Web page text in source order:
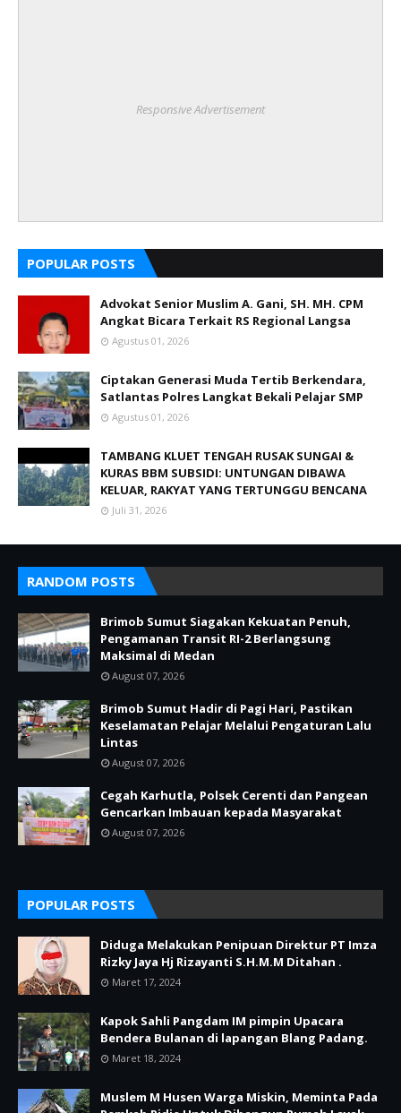
Responsive Advertisement
POPULAR POSTS
Advokat Senior Muslim A. Gani, SH. MH. CPM
Angkat Bicara Terkait RS Regional Langsa
Agustus 01, 2026
Ciptakan Generasi Muda Tertib Berkendara,
Satlantas Polres Langkat Bekali Pelajar SMP
Agustus 01, 2026
TAMBANG KLUET TENGAH RUSAK SUNGAI &
KURAS BBM SUBSIDI: UNTUNGAN DIBAWA
KELUAR, RAKYAT YANG TERTUNGGU BENCANA
Juli 31, 2026
RANDOM POSTS
Brimob Sumut Siagakan Kekuatan Penuh,
Pengamanan Transit RI-2 Berlangsung
Maksimal di Medan
August 07, 2026
Brimob Sumut Hadir di Pagi Hari, Pastikan
Keselamatan Pelajar Melalui Pengaturan Lalu
Lintas
August 07, 2026
Cegah Karhutla, Polsek Cerenti dan Pangean
Gencarkan Imbauan kepada Masyarakat
August 07, 2026
POPULAR POSTS
Diduga Melakukan Penipuan Direktur PT Imza
Rizky Jaya Hj Rizayanti S.H.M.M Ditahan .
Maret 17, 2024
Kapok Sahli Pangdam IM pimpin Upacara
Bendera Bulanan di lapangan Blang Padang.
Maret 18, 2024
Muslem M Husen Warga Miskin, Meminta Pada